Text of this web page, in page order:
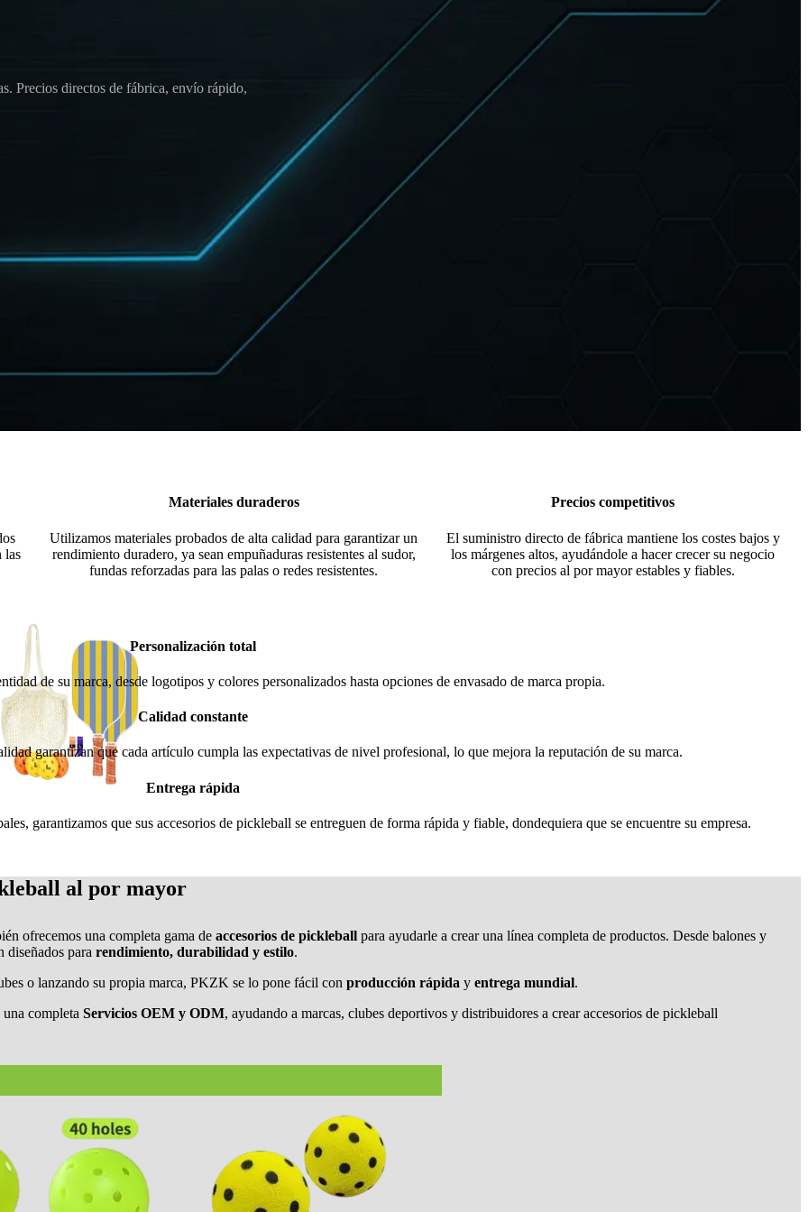
Precios directos de fábrica, envío rápido,
las
Materiales duraderos
Utilizamos materiales probados de alta calidad para garantizar un
rendimiento duradero, ya sean empuñaduras resistentes al sudor,
fundas reforzadas para las palas o redes resistentes.
Precios competitivos
El suministro directo de fábrica mantiene los costes bajos y
los márgenes altos, ayudándole a hacer crecer su negocio
con precios al por mayor estables y fiables.
Personalización total
de su marca, desde logotipos y colores personalizados hasta opciones de envasado de marca propia.
Calidad constante
garantizan que cada artículo cumpla las expectativas de nivel profesional, lo que mejora la reputación de su marca.
Entrega rápida
garantizamos que sus accesorios de pickleball se entreguen de forma rápida y fiable, dondequiera que se encuentre su empresa.
al por mayor
ofrecemos una completa gama de accesorios de pickleball para ayudarle a crear una línea completa de productos. Desde balones y
diseñados para rendimiento, durabilidad y estilo.
o lanzando su propia marca, PKZK se lo pone fácil con producción rápida y entrega mundial.
completa Servicios OEM y ODM, ayudando a marcas, clubes deportivos y distribuidores a crear accesorios de pickleball